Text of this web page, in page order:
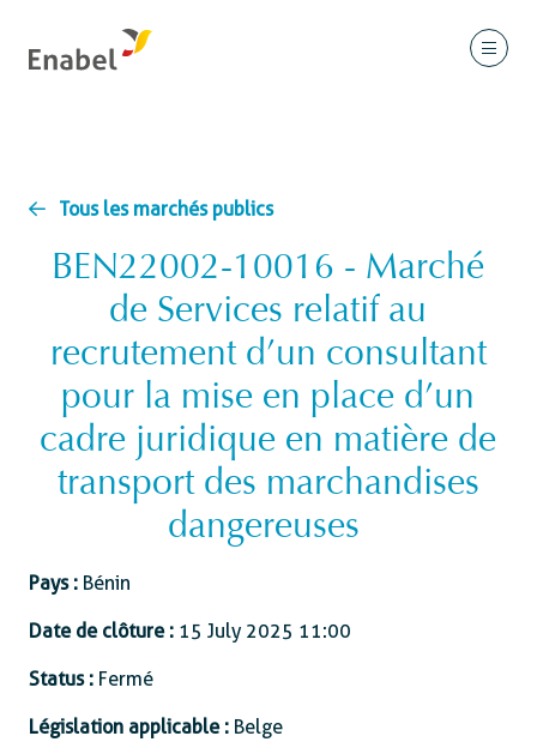
Tous les marchés publics
BEN22002-10016 - Marché
de Services relatif au
recrutement d’un consultant
pour la mise en place d’un
cadre juridique en matière de
transport des marchandises
dangereuses
Pays : Bénin
Date de clôture : 15 July 2025 11:00
Status : Fermé
Législation applicable : Belge